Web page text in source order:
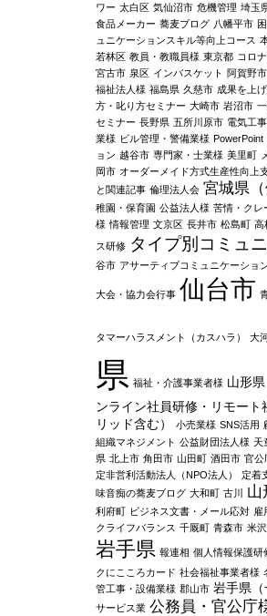
ワー 太白区 気仙沼市 危機管理 埼玉
食品メーカー 蕎麦ブログ 八幡平市
ュニケーションスキル等向上コース
若林区 教員・教職員様 東京都 コロ
宮古市 泉区 インバスケット 阿賀野市
福祉法人様 福島県 久慈市 成果を上
方・叱り方セミナー 大崎市 岩沼市
セミナー 長野県 五所川原市 電気工
業様 ビル管理・警備業様 PowerPoint
ョン 越谷市 専門家・士業様 美里町
岡市 オーダーメイド方式生産性向上
と関連記事 倫理法人会 宮城県（
稚園・保育園 公益法人様 苦情・クレ
様 情報管理 文京区 長井市 松島町 高
ス研修 タイプ別コミュ
谷市 アサーティブコミュニケーショ
大会・協力会行事 仙台市
タマーハラスメント（カスハラ） 大
県 福祉・介護事業者様 山形県
ンライン社員研修・リモート
リッド含む）
小売業様 SNS活用
組織マネジメント 公益財団法人様 天
県 北上市 角田市 山田町 酒田市 官公
定非営利活動法人（NPO法人）
定着
味音痴の蕎麦ブログ 大和町 古川 山
利府町 ビジネス文書・メール応対 雇
クライフバランス 千厩町 青森市 米
岩手県 報連相 個人情報保護研
クにこころカード 社会福祉事業者様
管工事・設備業様 郡山市 岩手県（
サービス業 公務員・官公庁